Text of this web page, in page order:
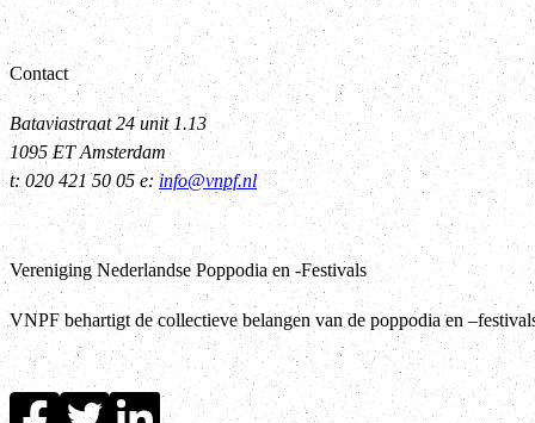
Contact
Bataviastraat 24 unit 1.13
1095 ET Amsterdam
t: 020 421 50 05 e: info@vnpf.nl
Vereniging Nederlandse Poppodia en -Festivals
VNPF behartigt de collectieve belangen van de poppodia en